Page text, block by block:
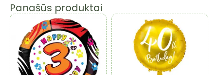
Panašūs produktai